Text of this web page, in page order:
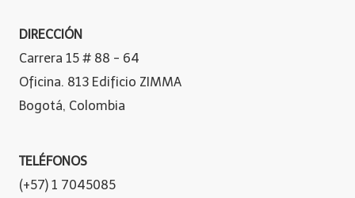
DIRECCIÓN
Carrera 15 # 88 - 64
Oficina. 813 Edificio ZIMMA
Bogotá, Colombia
TELÉFONOS
(+57) 1 7045085